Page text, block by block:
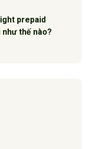
prepaid
thế nào?